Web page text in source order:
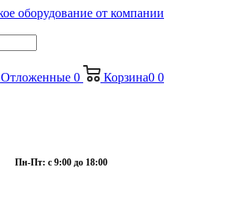
Отложенные 0 Корзина0 0
Пн-Пт: с 9:00 до 18:00